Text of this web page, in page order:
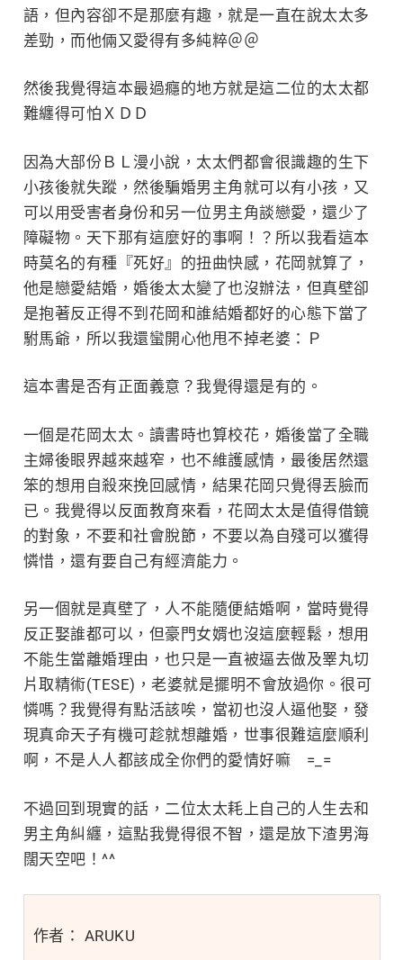
語，但內容卻不是那麼有趣，就是一直在說太太多
差勁，而他倆又愛得有多純粹＠＠
然後我覺得這本最過癮的地方就是這二位的太太都
難纏得可怕ＸＤＤ
因為大部份ＢＬ漫小說，太太們都會很識趣的生下
小孩後就失蹤，然後騙婚男主角就可以有小孩，又
可以用受害者身份和另一位男主角談戀愛，還少了
障礙物。天下那有這麼好的事啊！？所以我看這本
時莫名的有種『死好』的扭曲快感， 花岡 就算了，
他是戀愛結婚，婚後太太變了也沒辦法，但真壁卻
是抱著反正得不到 花岡和誰結婚都好的心態下當了
駙馬爺，所以我還蠻開心他甩不掉老婆：Ｐ
這本書是否有正面義意？我覺得還是有的。
一個是花岡太太。讀書時也算校花，婚後當了全職
主婦後眼界越來越窄，也不維護感情，最後居然還
笨的想用自殺來挽回感情，結果花岡只覺得丟臉而
已。我覺得以反面教育來看，花岡太太是值得借鏡
的對象，不要和社會脫節，不要以為自殘可以獲得
憐惜，還有要自己有經濟能力。
另一個就是真壁了，人不能隨便結婚啊，當時覺得
反正娶誰都可以，但豪門女婿也沒這麼輕鬆，想用
不能生當離婚理由，也只是一直被逼去做及睪丸切
片取精術(TESE)，老婆就是擺明不會放過你。很可
憐嗎？我覺得有點活該唉，當初也沒人逼他娶，發
現真命天子有機可趁就想離婚，世事很難這麼順利
啊，不是人人都該成全你們的愛情好嘛 =_=
不過回到現實的話，二位太太耗上自己的人生去和
男主角糾纏，這點我覺得很不智，還是放下渣男海
闊天空吧！^^
作者： ARUKU